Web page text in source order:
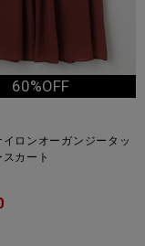
60%OFF
イロンオーガンジータッ
カート